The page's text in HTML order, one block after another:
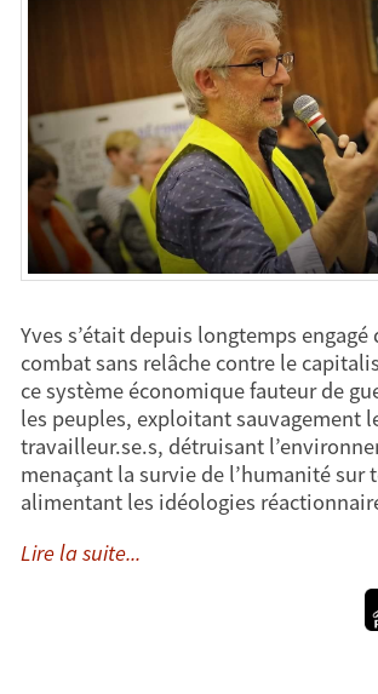
Yves s’était depuis longtemps engagé
combat sans relâche contre le
ce système économique fauteur de
les peuples, exploitant sauvagement
travailleur.se.s, détruisant
menaçant la survie de l’humanité sur
alimentant les idéologies
Lire la suite...